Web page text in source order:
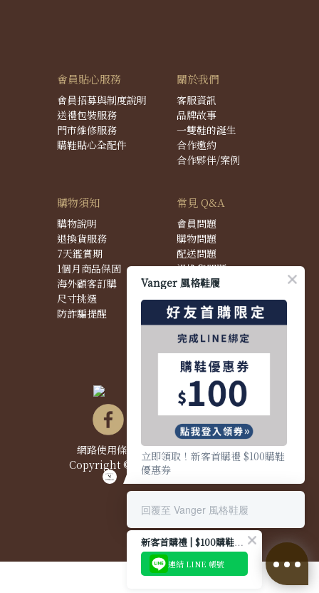
會員貼心服務
會員招募與制度說明
送禮包裝服務
門市維修服務
購鞋貼心全配件
關於我們
客服資訊
品牌故事
一雙鞋的誕生
合作邀約
合作夥伴/案例
購物須知
購物說明
退換貨服務
7天鑑賞期
1個月商品保固
海外顧客訂購
尺寸挑選
防詐騙提醒
常見 Q&A
會員問題
購物問題
配送問題
退換貨問題
商品問題
網路使用條款&政策|隱私權聲明|
Copyright © 2021 Vanger 風格鞋履
Vanger 風格鞋履
立即領取！新客首購禮 $100購鞋
優惠券
回覆至 Vanger 風格鞋履
新客首購禮 | $100購鞋優惠券
連結 LINE 帳號